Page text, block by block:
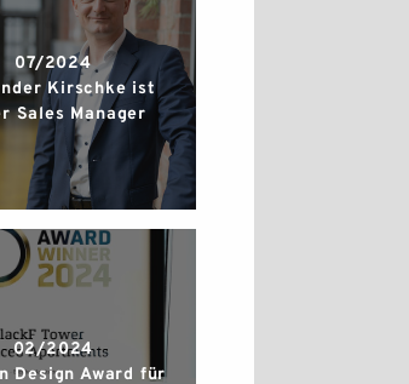
07/2024
Kirschke ist
Sales Manager
02/2024
Design Award für